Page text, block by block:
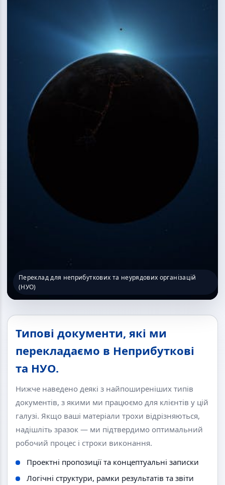
Переклад для неприбуткових та неурядових організацій
(НУО)
Типові документи, які ми
перекладаємо в Неприбуткові
та НУО.
Нижче наведено деякі з найпоширеніших типів
документів, з якими ми працюємо для клієнтів у цій
галузі. Якщо ваші матеріали трохи відрізняються,
надішліть зразок — ми підтвердимо оптимальний
робочий процес і строки виконання.
Проектні пропозиції та концептуальні записки
Логічні структури, рамки результатів та звіти